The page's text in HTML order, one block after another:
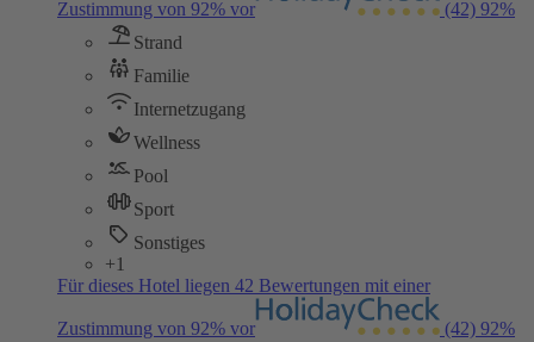
Zustimmung von 92% vor (42) 92%
Strand
Familie
Internetzugang
Wellness
Pool
Sport
Sonstiges
+1
Für dieses Hotel liegen 42 Bewertungen mit einer
Zustimmung von 92% vor (42) 92%